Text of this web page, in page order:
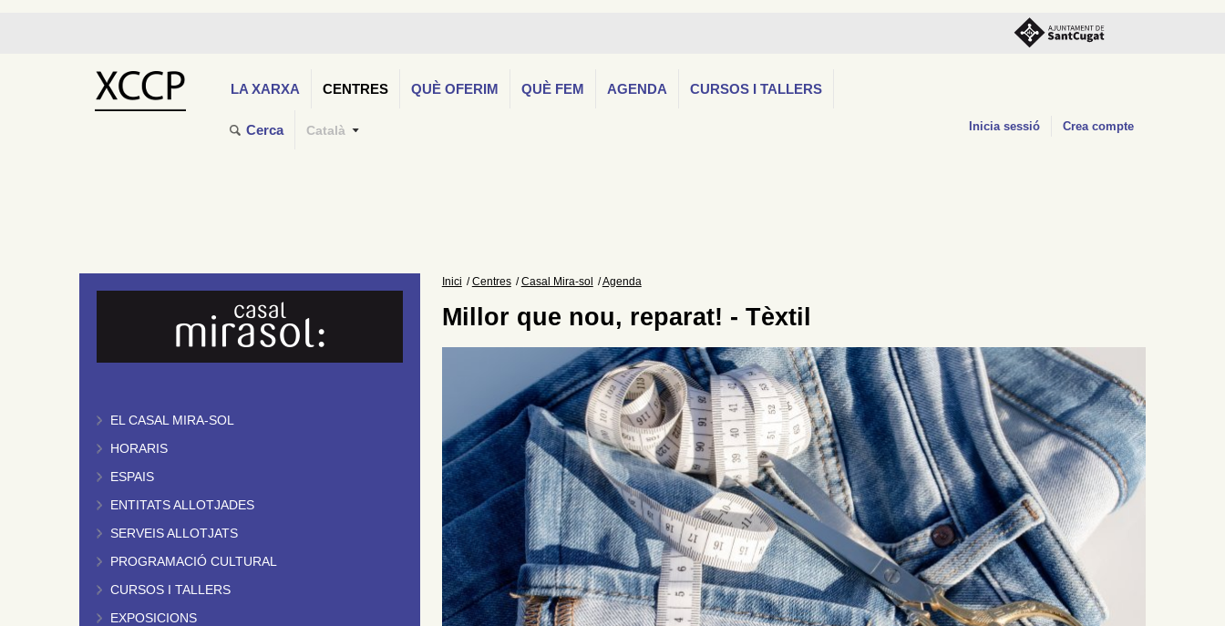
LA XARXA CENTRES QUÈ OFERIM QUÈ FEM AGENDA CURSOS I TALLERS
Cerca Català Inicia sessió Crea compte
EL CASAL MIRA-SOL
HORARIS
ESPAIS
ENTITATS ALLOTJADES
SERVEIS ALLOTJATS
PROGRAMACIÓ CULTURAL
CURSOS I TALLERS
EXPOSICIONS
Inici Centres Casal Mira-sol Agenda
Millor que nou, reparat! - Tèxtil